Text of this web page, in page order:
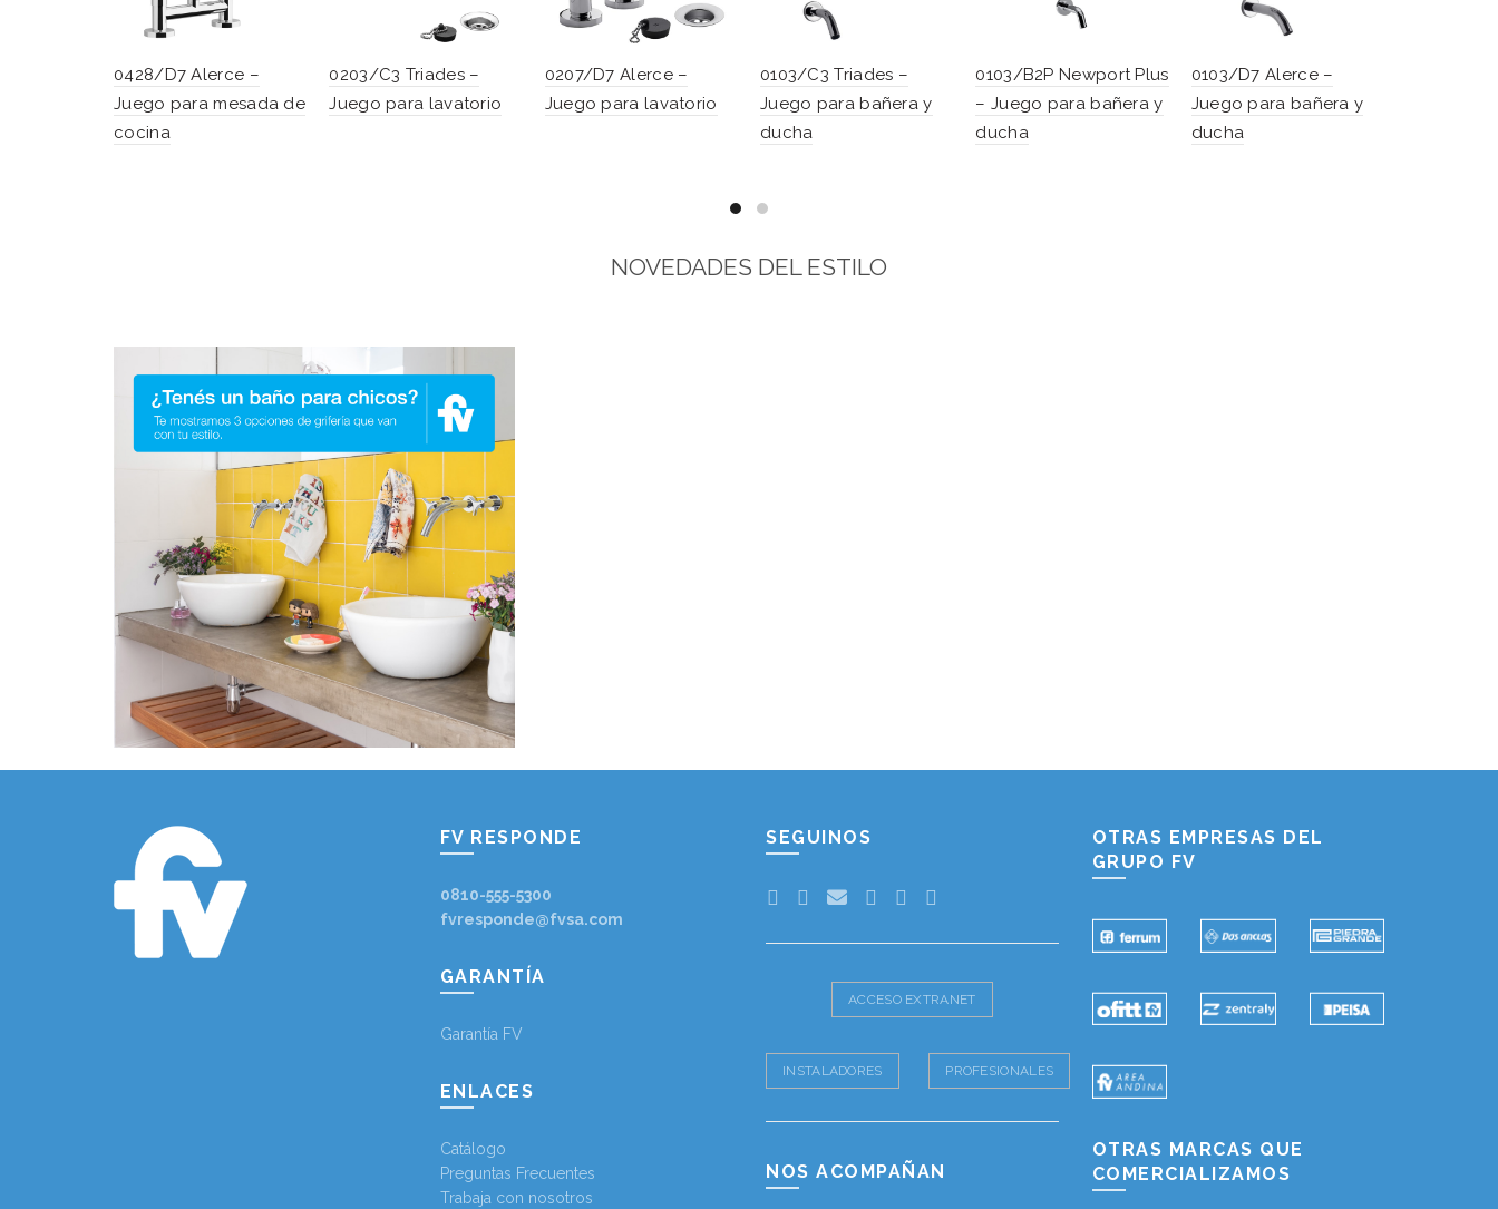
0428/D7 Alerce –
Juego para mesada de
cocina
0203/C3 Triades –
Juego para lavatorio
0207/D7 Alerce –
Juego para lavatorio
0103/C3 Triades –
Juego para bañera y
ducha
0103/B2P Newport Plus
– Juego para bañera y
ducha
0103/D7 Alerce –
Juego para bañera y
ducha
NOVEDADES DEL ESTILO
FV RESPONDE
0810-555-5300
fvresponde@fvsa.com
GARANTÍA
Garantía FV
ENLACES
Catálogo
Preguntas Frecuentes
Trabaja con nosotros
SEGUINOS
ACCESO EXTRANET
INSTALADORES PROFESIONALES
NOS ACOMPAÑAN
OTRAS EMPRESAS DEL
GRUPO FV
OTRAS MARCAS QUE
COMERCIALIZAMOS